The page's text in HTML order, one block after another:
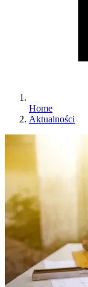
Home
Aktualności